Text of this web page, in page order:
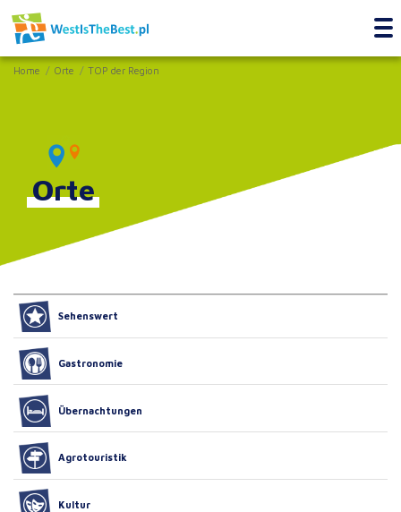
Home Orte TOP der Region
Orte
Sehenswert
Gastronomie
Übernachtungen
Agrotouristik
Kultur